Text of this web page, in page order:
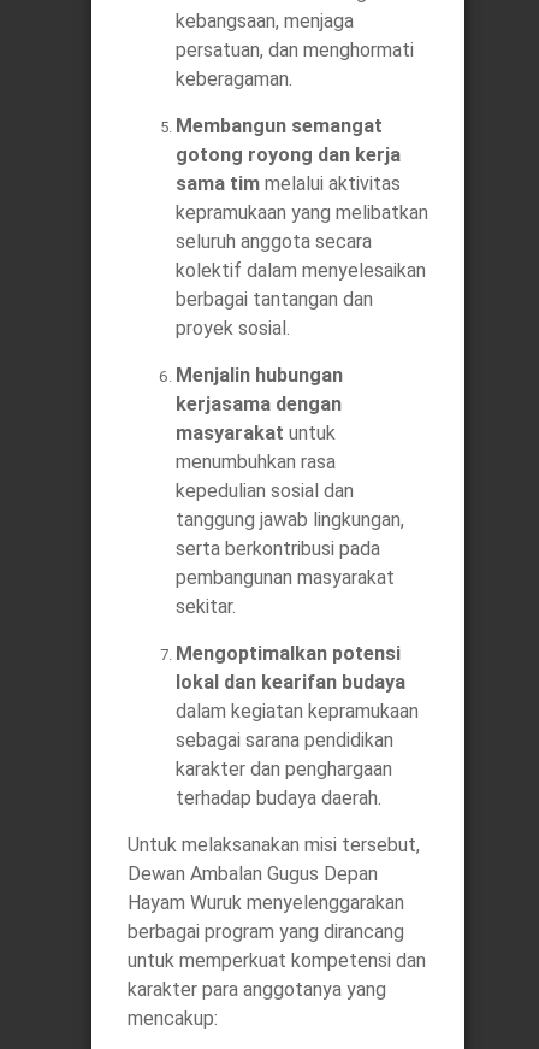
kebangsaan, menjaga
persatuan, dan menghormati
keberagaman.
Membangun semangat
gotong royong dan kerja
sama timmelalui aktivitas
kepramukaan yang melibatkan
seluruh anggota secara
kolektif dalam menyelesaikan
berbagai tantangan dan
proyek sosial.
Menjalin hubungan
kerjasama dengan
masyarakat untuk
menumbuhkan rasa
kepedulian sosial dan
tanggung jawab lingkungan,
serta berkontribusi pada
pembangunan masyarakat
sekitar.
Mengoptimalkan potensi
lokal dan kearifan budaya
dalam kegiatan kepramukaan
sebagai sarana pendidikan
karakter dan penghargaan
terhadap budaya daerah.
Untuk melaksanakan misi tersebut,
Dewan Ambalan Gugus Depan
Hayam Wuruk menyelenggarakan
berbagai program yang dirancang
untuk memperkuat kompetensi dan
karakter para anggotanya yang
mencakup: